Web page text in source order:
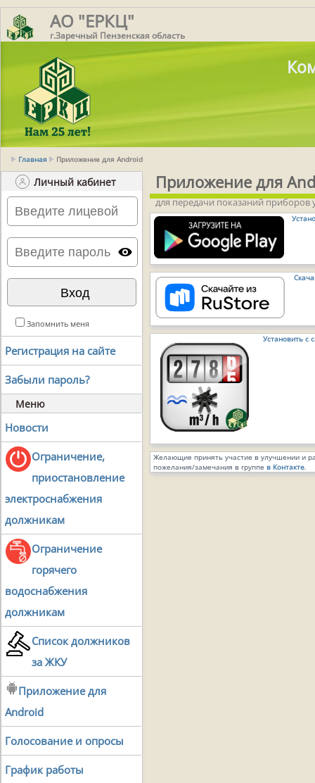
АО "ЕРКЦ"
г.Заречный Пензенская область
Главная Приложение для Android
Личный кабинет
Запомнить меня
Регистрация на сайте
Забыли пароль?
Меню
Новости
Ограничение,
приостановление
электроснабжения
должникам
Ограничение
горячего
водоснабжения
должникам
Список должников
за ЖКУ
Приложение для
Android
Голосование и опросы
График работы
Приложение для
для передачи показаний приборов
Установить с
Желающие принять участие в улучшении и
пожелания/замечания в группе в Контакте.